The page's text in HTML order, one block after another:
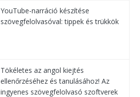
YouTube-narráció készítése
szövegfelolvasóval: tippek és trükkök
Tökéletes az angol kiejtés
ellenőrzéséhez és tanulásához! Az
ingyenes szövegfelolvasó szoftverek